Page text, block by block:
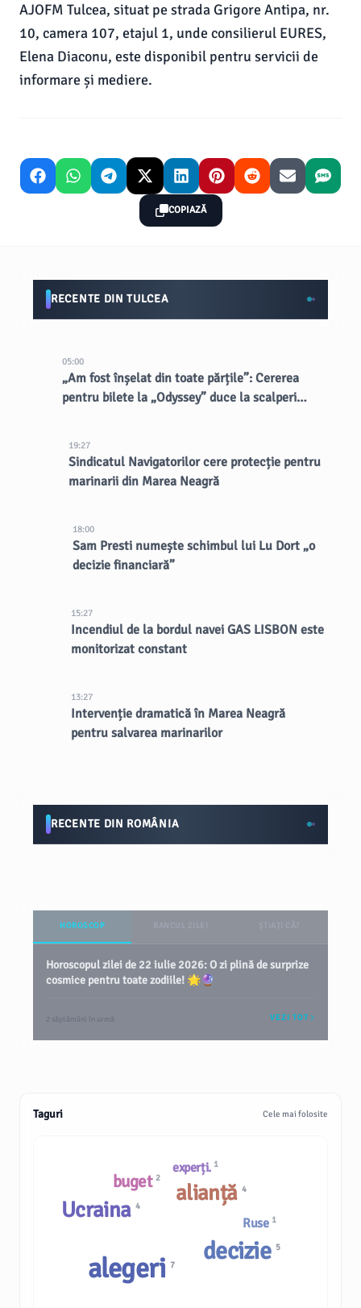
AJOFM Tulcea, situat pe strada Grigore Antipa, nr.
10, camera 107, etajul 1, unde consilierul EURES,
Elena Diaconu, este disponibil pentru servicii de
informare și mediere.
COPIAZĂ
RECENTE DIN TULCEA
05:00
„Am fost înșelat din toate părțile”: Cererea
pentru bilete la „Odyssey” duce la scalperi
19:27
Sindicatul Navigatorilor cere protecție pentru
marinarii din Marea Neagră
18:00
Sam Presti numește schimbul lui Lu Dort „o
decizie financiară”
15:27
Incendiul de la bordul navei GAS LISBON este
monitorizat constant
13:27
Intervenție dramatică în Marea Neagră
pentru salvarea marinarilor
RECENTE DIN ROMÂNIA
HOROSCOP
Horoscopul zilei de 22 iulie 2026: O zi plină de surprize
cosmice pentru toate zodiile! 🌟🔮
2 săptămâni în urmă VEZI TOT
Taguri Cele mai folosite
Ruse 1
experți. 1
Ucraina 4
decizie 5
alegeri7
buget 2
alianță 4